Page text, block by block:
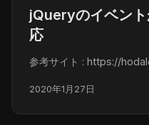
jQueryのイベン
応
参考サイト : https://
2020年1月27日